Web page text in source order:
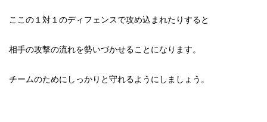
ここの１対１のディフェンスで攻め込まれたりすると
相手の攻撃の流れを勢いづかせることになります。
チームのためにしっかりと守れるようにしましょう。